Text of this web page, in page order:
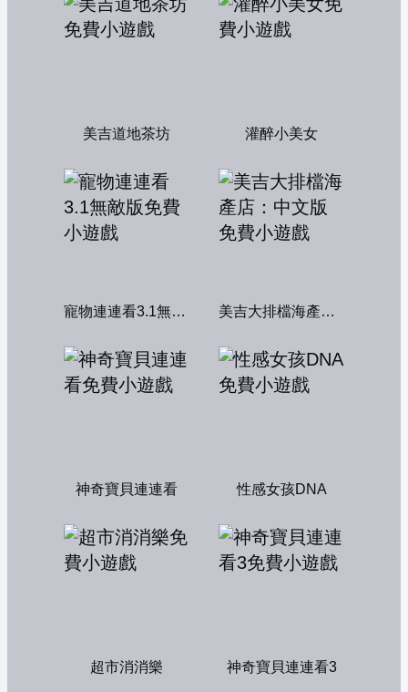
美吉道地茶坊 灌醉小美女
寵物連連看3.1無敵版 美吉大排檔海產店：中文版
神奇寶貝連連看 性感女孩DNA
超市消消樂 神奇寶貝連連看3